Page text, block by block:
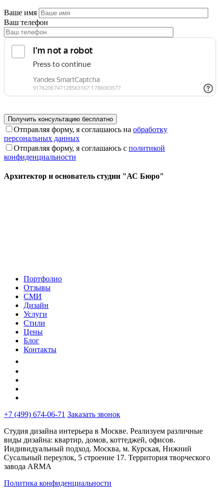
Ваше имя
Ваш телефон
Отправляя форму, я соглашаюсь на обработку
персональных данных
Отправляя форму, я соглашаюсь с политикой
конфиденциальности
Архитектор и основатель студии "АС Бюро"
Портфолио
Отзывы
СМИ
Дизайн
Услуги
Стили
Цены
Блог
Контакты
+7 (499) 674-06-71 Заказать звонок
Студия дизайна интерьера в Москве. Реализуем различные
виды дизайна: квартир, домов, коттеджей, офисов.
Индивидуальный подход. Москва, м. Курская, Нижний
Сусальный переулок, 5 строение 17. Территория творческого
завода ARMA
Политика конфиденциальности